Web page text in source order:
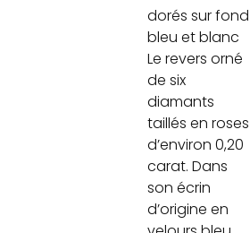
dorés sur fond
bleu et blanc
Le revers orné
de six
diamants
taillés en roses
d’environ 0,20
carat. Dans
son écrin
d’origine en